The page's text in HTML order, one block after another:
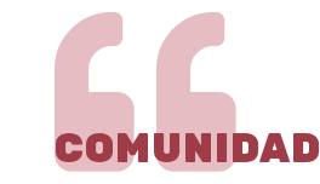

COMUNIDAD